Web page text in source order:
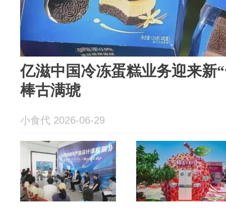
亿滋中国冷冻蛋糕业务迎来新
棒古满琥
小食代 2026-06-29